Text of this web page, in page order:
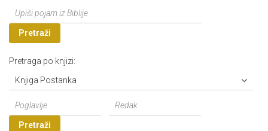
Pretraži
Pretraga po knjizi:
Knjiga Postanka
Pretraži